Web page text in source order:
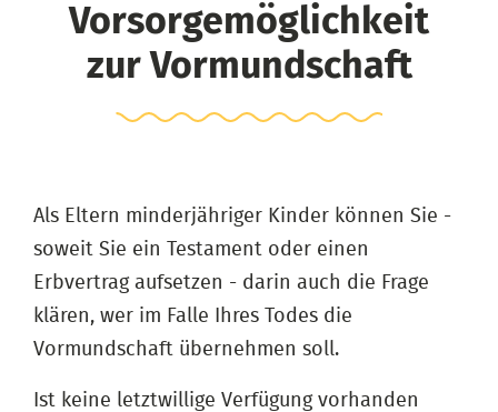
Vorsorgemöglichkeit
zur Vormundschaft
Als Eltern minderjähriger Kinder können Sie -
soweit Sie ein Testament oder einen
Erbvertrag aufsetzen - darin auch die Frage
klären, wer im Falle Ihres Todes die
Vormundschaft übernehmen soll.
Ist keine letztwillige Verfügung vorhanden